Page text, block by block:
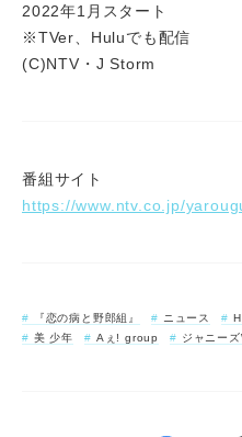
2022年1月スタート
※TVer、Huluでも配信
(C)NTV・J Storm
番組サイト
https://www.ntv.co.jp/
『恋の病と野郎組』 ニュース
美 少年
Aぇ! group ジャニー